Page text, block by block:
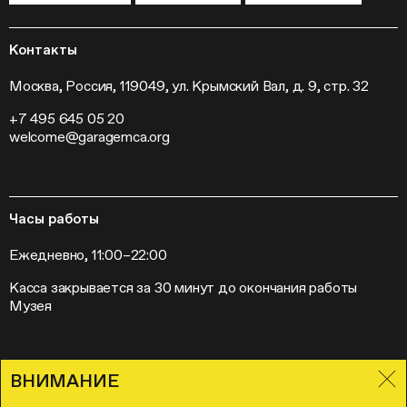
ВНИМАНИЕ
Программа «Новые медиа»
Кинопрограмма
Выставки
Слет институций современного искусства
Новости
Пресса
Контакты
Контакты
Москва, Россия, 119049, ул. Крымский Вал, д. 9, стр. 32
+7 495 645 05 20
welcome@garagemca.org
Часы работы
Ежедневно, 11:00–22:00
Касса закрывается за 30 минут до окончания работы
Музея
Правила посещения Музея «Гараж»